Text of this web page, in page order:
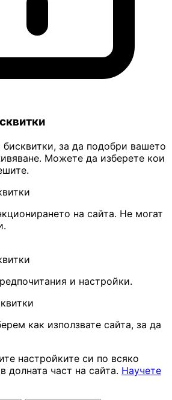
бисквитки, за да подобри вашето
Можете да изберете кои
на сайта. Не могат
и настройки.
как използвате сайта, за да
настройките си по всяко
долната част на сайта. Научете